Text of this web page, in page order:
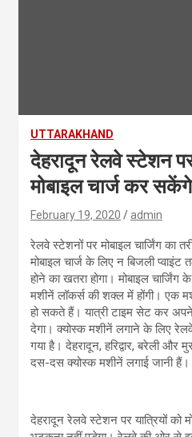
UTTARAKHAND
देहरादून रेलवे स्टेशन
मोबाइल चार्ज कर सकेंगे
February 19, 2020 admin
रेलवे स्टेशनों पर मोबाइल चार्जिंग का
मोबाइल चार्ज के लिए न बिजली
होने का खतरा होगा। मोबाइल
मशीनें लॉकर्स की शक्ल में होंगी। एक
हो सकते हैं। यात्री टाइम सेट कर
देगा। क्योस्क मशीनें लगाने के लिए
गया है। देहरादून, हरिद्वार, बरेली और
दस-दस क्योस्क मशीनें लगाई जानी हैं।
देहरादून रेलवे स्टेशन पर यात्रियों को